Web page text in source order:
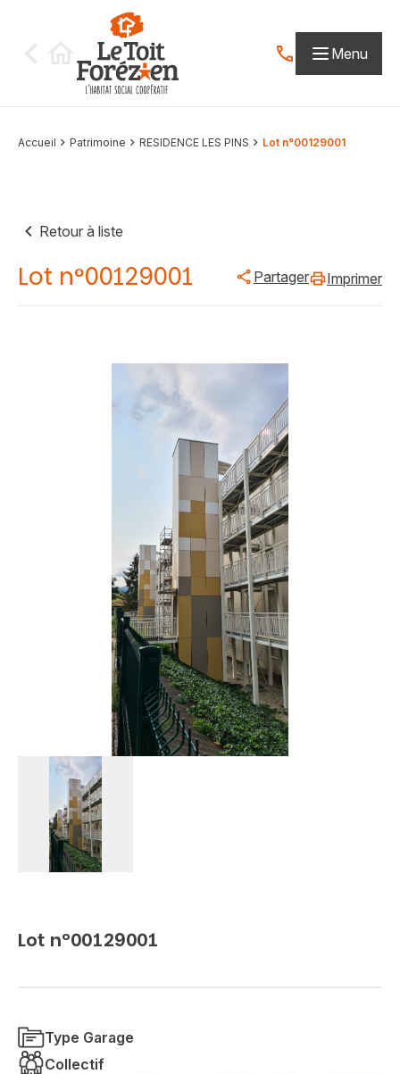
Contactez-nous
Menu
Accueil Patrimoine RESIDENCE LES PINS Lot n°00129001
Retour à liste
Lot n°00129001 Partager Imprimer
Lot n°00129001
Type Garage
Collectif